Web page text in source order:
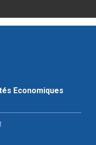
Economiques